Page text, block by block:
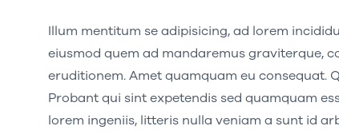
Illum mentitum se adipisicing, ad lorem
eiusmod quem ad mandaremus graviterque,
eruditionem. Amet quamquam eu
Probant qui sint expetendis sed quamquam
lorem ingeniis, litteris nulla veniam a sunt id